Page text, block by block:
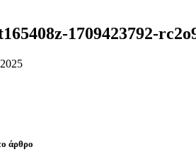
1709423792-
άρθρο